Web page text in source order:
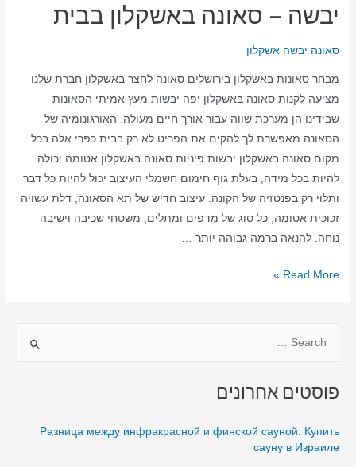
בבית
יבשה – סאונה באשקלון בבית
סאונה יבשה אשקלון
מבחר סאונות באשקלון בירושלים סאונה לחצר באשקלון חברת שלנו
מציעה לקנות סאונה באשקלון יפה יבשות מעץ אמיתי הסאונות
שבידינו הן מערכת שווה עבור אורך חיים מעולה. האורגונומיה של
הסאונה מאפשרת לך להקים את הפריט לא רק בבית כפרי אלה בכל
מקום סאונה באשקלון יבשות פיניות סאונה באשקלון אטומה יכולה
להיות בכל מידה, בעלת גוף חימום חשמלי העיצוב יכול להיות כל דבר
ותלוי רק בפנטזיה של הקונה: עיצוב חדיש של תא הסאונה, דלת עשויה
זכוכית אטומה, כל סוג של מדפים ומתלים, משטחי שכיבה וישיבה
נוחה. להנאה ברמה גבוהה יותר …
סאונה
–
באשקלון
בבית
Read More »
rפוסטים אחרונים
Разница между инфракрасной и финской сауной. Купить
сауну в Израиле